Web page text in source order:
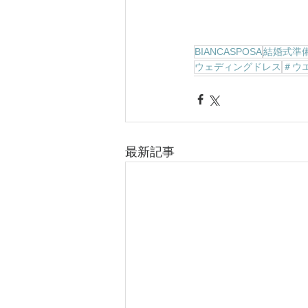
BIANCASPOSA結婚式準
ウェディングドレス ＃ウ
最新記事